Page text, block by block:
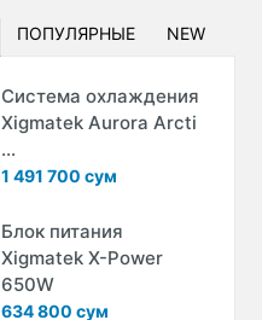
ПОПУЛЯРНЫЕ NEW
Система охлаждения
Xigmatek Aurora Arcti
...
1 491 700 сум
Блок питания
Xigmatek X-Power
650W
634 800 сум